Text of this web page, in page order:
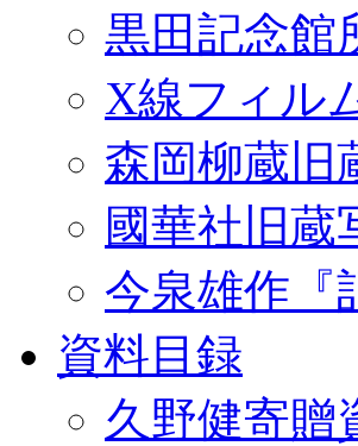
黒田記念館
X線フィル
森岡柳蔵旧
國華社旧蔵
今泉雄作『
資料目録
久野健寄贈